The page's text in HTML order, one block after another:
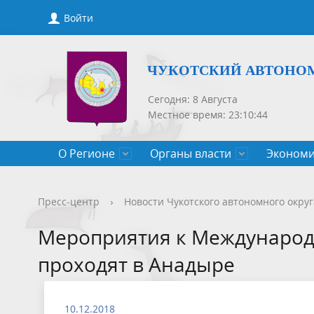
Войти
ЧУКОТСКИЙ
Сегодня: 8 Августа
Местное время: 23:10:44
О Регионе
Общие сведения
Органы власти
Губернатор
Государственные программы
Защита населения от ЧС
Нормативно-правовые акты Проекты
Оценка
Новости Новости
СМИ, учрежденные Правительством
Чукотского АО
Конкурсы, сведения о вакантных
Порядок
Порядок рассмотрения обращений
Порядок
Пресс-центр › Новости Чукотского автономного
Мероприятия к
проходят в Анадыре
10.12.2018